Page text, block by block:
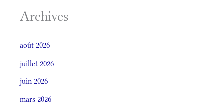
Archives
août 2026
juillet 2026
juin 2026
mars 2026